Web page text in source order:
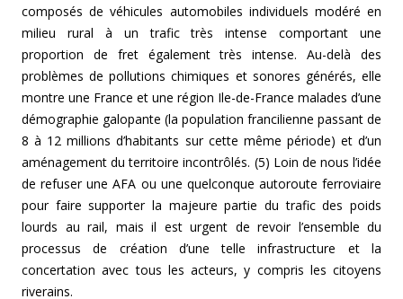
composés de véhicules automobiles individuels modéré en
milieu rural à un trafic très intense comportant une
proportion de fret également très intense. Au-delà des
problèmes de pollutions chimiques et sonores générés, elle
montre une France et une région Ile-de-France malades d’une
démographie galopante (la population francilienne passant de
8 à 12 millions d’habitants sur cette même période) et d’un
aménagement du territoire incontrôlés. (5) Loin de nous l’idée
de refuser une AFA ou une quelconque autoroute ferroviaire
pour faire supporter la majeure partie du trafic des poids
lourds au rail, mais il est urgent de revoir l’ensemble du
processus de création d’une telle infrastructure et la
concertation avec tous les acteurs, y compris les citoyens
riverains.